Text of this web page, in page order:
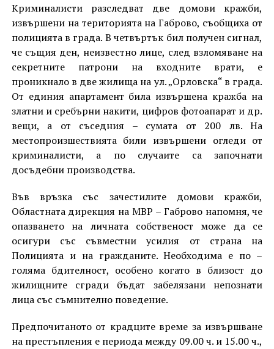
Криминалисти разследват две домови кражби,
извършени на територията на Габрово, съобщиха от
полицията в града. В четвъртък бил получен сигнал,
че същия ден, неизвестно лице, след взломяване на
секретните патрони на входните врати, е
проникнало в две жилища на ул. „Орловска“ в града.
От единия апартамент била извършена кражба на
златни и сребърни накити, цифров фотоапарат и др.
вещи, а от съседния – сумата от 200 лв. На
местопроизшествията били извършени огледи от
криминалисти, а по случаите са започнати
досъдебни производства.
Във връзка със зачестилите домови кражби,
Областната дирекция на МВР – Габрово напомня, че
опазването на личната собственост може да се
осигури със съвместни усилия от страна на
Полицията и на гражданите. Необходима е по –
голяма бдителност, особено когато в близост до
жилищните сгради бъдат забелязани непознати
лица със съмнително поведение.
Предпочитаното от крадците време за извършване
на престъпления е периода между 09.00 ч. и 15.00 ч.,